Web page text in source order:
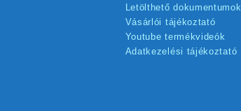
Letölthető dokumentumok
Vásárlói tájékoztató
Youtube termékvideók
Adatkezelési tájékoztató